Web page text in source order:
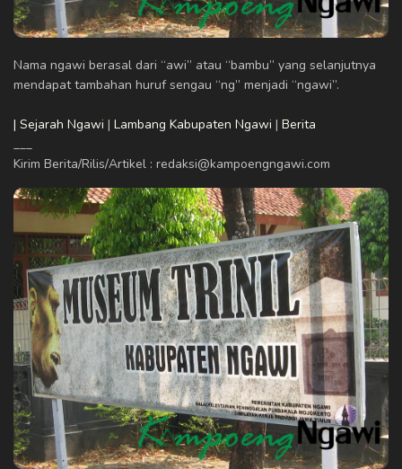
Nama ngawi berasal dari “awi” atau “bambu” yang selanjutnya
mendapat tambahan huruf sengau “ng” menjadi “ngawi”.
| Sejarah Ngawi | Lambang Kabupaten Ngawi | Berita
Kirim Berita/Rilis/Artikel : redaksi@kampoengngawi.com